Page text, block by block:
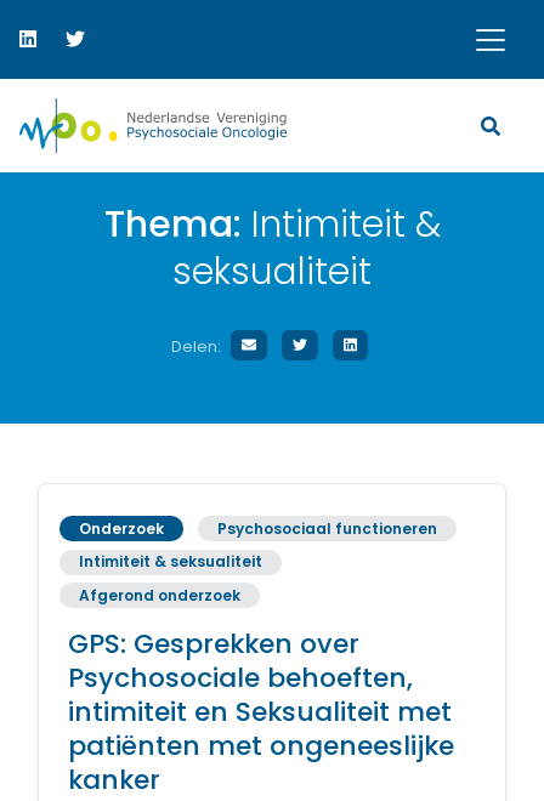
Thema: Intimiteit &
seksualiteit
Delen:
Onderzoek
Psychosociaal functioneren
Intimiteit & seksualiteit
Afgerond onderzoek
GPS: Gesprekken over
Psychosociale behoeften,
intimiteit en Seksualiteit met
patiënten met ongeneeslijke
kanker